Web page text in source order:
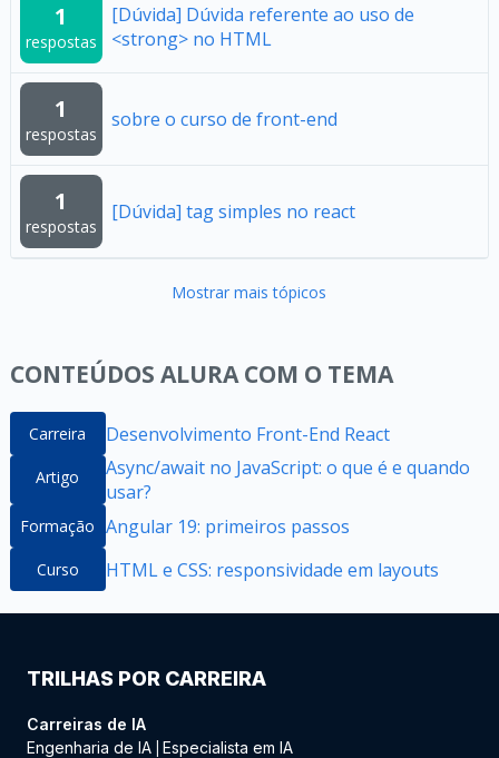
1
respostas
[Dúvida] Dúvida referente ao uso de
<strong> no HTML
1
respostas
sobre o curso de front-end
1
respostas
[Dúvida] tag simples no react
Mostrar mais tópicos
CONTEÚDOS ALURA COM O TEMA
Carreira Desenvolvimento Front-End React
Artigo
Async/await no JavaScript: o que é e quando
usar?
Formação Angular 19: primeiros passos
Curso HTML e CSS: responsividade em layouts
TRILHAS POR CARREIRA
Carreiras de IA
Engenharia de IA Especialista em IA